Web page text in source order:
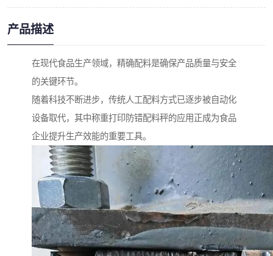
产品描述
在现代食品生产领域，精确配料是确保产品质量与安全
的关键环节。
随着科技不断进步，传统人工配料方式已逐步被自动化
设备取代，其中称重打印防错配料秤的应用正成为食品
企业提升生产效能的重要工具。